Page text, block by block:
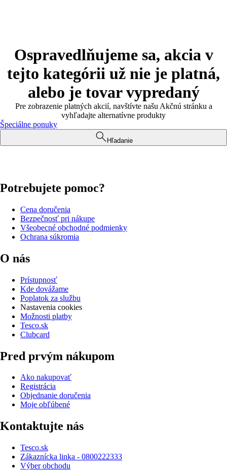
Ospravedlňujeme sa, akcia v
tejto kategórii už nie je platná,
alebo je tovar vypredaný
Pre zobrazenie platných akcií, navštívte našu Akčnú stránku a
vyhľadajte alternatívne produkty
Špeciálne ponuky
Hľadanie
Potrebujete pomoc?
Cena doručenia
Bezpečnosť pri nákupe
Všeobecné obchodné podmienky
Ochrana súkromia
O nás
Prístupnosť
Kde dovážame
Poplatok za službu
Nastavenia cookies
Možnosti platby
Tesco.sk
Clubcard
Pred prvým nákupom
Ako nakupovať
Registrácia
Objednanie doručenia
Moje obľúbené
Kontaktujte nás
Tesco.sk
Zákaznícka linka - 0800222333
Výber obchodu